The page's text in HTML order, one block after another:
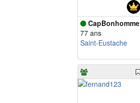
CapBonhomme
77 ans
Saint-Eustache